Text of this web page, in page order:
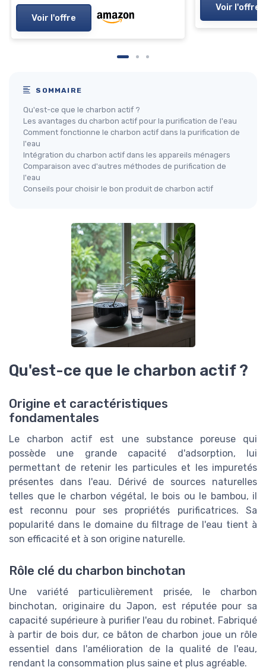
Voir l'offre
Voir l'offre
SOMMAIRE
Qu'est-ce que le charbon actif ?
Les avantages du charbon actif pour la purification de l'eau
Comment fonctionne le charbon actif dans la purification de
l'eau
Intégration du charbon actif dans les appareils ménagers
Comparaison avec d'autres méthodes de purification de
l'eau
Conseils pour choisir le bon produit de charbon actif
Qu'est-ce que le charbon actif ?
Origine et caractéristiques
fondamentales
Le charbon actif est une substance poreuse qui
possède une grande capacité d'adsorption, lui
permettant de retenir les particules et les impuretés
présentes dans l'eau. Dérivé de sources naturelles
telles que le charbon végétal, le bois ou le bambou, il
est reconnu pour ses propriétés purificatrices. Sa
popularité dans le domaine du filtrage de l'eau tient à
son efficacité et à son origine naturelle.
Rôle clé du charbon binchotan
Une variété particulièrement prisée, le charbon
binchotan, originaire du Japon, est réputée pour sa
capacité supérieure à purifier l'eau du robinet. Fabriqué
à partir de bois dur, ce bâton de charbon joue un rôle
essentiel dans l'amélioration de la qualité de l'eau,
rendant la consommation plus saine et plus agréable.